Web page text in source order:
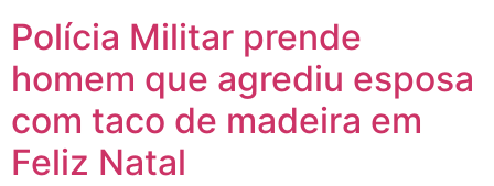
Polícia Militar prende
homem que agrediu esposa
com taco de madeira em
Feliz Natal